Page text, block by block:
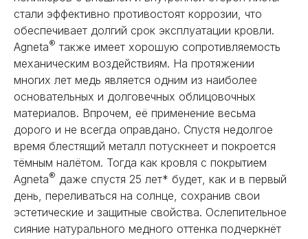
стали эффективно противостоят коррозии, что
обеспечивает долгий срок эксплуатации кровли.
Agneta® также имеет хорошую сопротивляемость
механическим воздействиям. На протяжении
многих лет медь является одним из наиболее
основательных и долговечных облицовочных
материалов. Впрочем, её применение весьма
дорого и не всегда оправдано. Спустя недолгое
время блестящий металл потускнеет и покроется
тёмным налётом. Тогда как кровля с покрытием
Agneta® даже спустя 25 лет* будет, как и в первый
день, переливаться на солнце, сохранив свои
эстетические и защитные свойства. Ослепительное
сияние натурального медного оттенка подчеркнёт